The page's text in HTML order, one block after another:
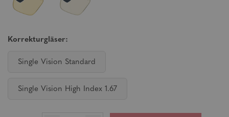
Korrekturgläser:
Single Vision Standard
Single Vision High Index 1.67